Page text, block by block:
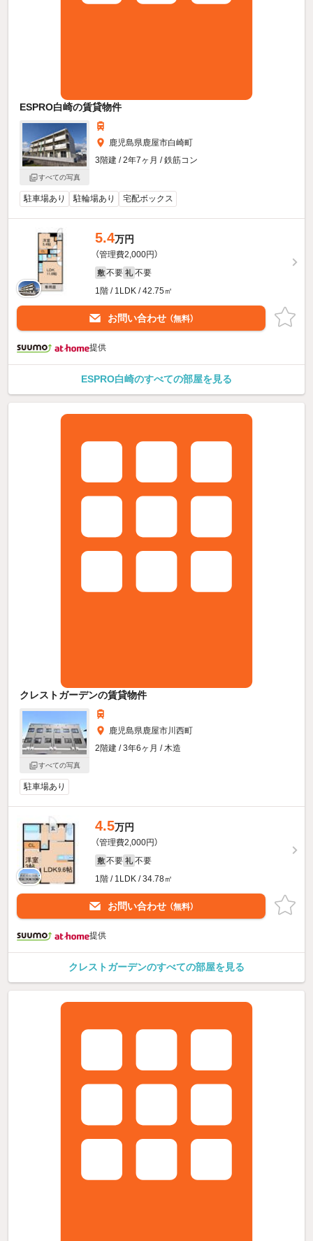
ESPRO白崎の賃貸物件
すべての写真
鹿児島県鹿屋市白崎町
3階建 / 2年7ヶ月 / 鉄筋コン
駐車場あり 駐輪場あり 宅配ボックス
5.4万円
（管理費2,000円）
敷 不要 礼 不要
1階 / 1LDK / 42.75㎡
お問い合わせ （無料）
提供
ESPRO白崎のすべての部屋を見る
クレストガーデンの賃貸物件
すべての写真
鹿児島県鹿屋市川西町
2階建 / 3年6ヶ月 / 木造
駐車場あり
4.5万円
（管理費2,000円）
敷 不要 礼 不要
1階 / 1LDK / 34.78㎡
お問い合わせ （無料）
提供
クレストガーデンのすべての部屋を見る